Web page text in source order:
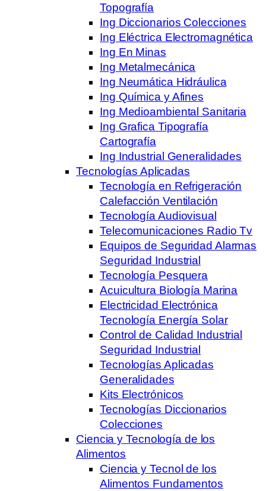
Topografía
Ing Diccionarios Colecciones
Ing Eléctrica Electromagnética
Ing En Minas
Ing Metalmecánica
Ing Neumática Hidráulica
Ing Química y Afines
Ing Medioambiental Sanitaria
Ing Grafica Tipografía
Cartografía
Ing Industrial Generalidades
Tecnologías Aplicadas
Tecnología en Refrigeración
Calefacción Ventilación
Tecnología Audiovisual
Telecomunicaciones Radio Tv
Equipos de Seguridad Alarmas
Seguridad Industrial
Tecnología Pesquera
Acuicultura Biología Marina
Electricidad Electrónica
Tecnología Energía Solar
Control de Calidad Industrial
Seguridad Industrial
Tecnologías Aplicadas
Generalidades
Kits Electrónicos
Tecnologías Diccionarios
Colecciones
Ciencia y Tecnología de los
Alimentos
Ciencia y Tecnol de los
Alimentos Fundamentos